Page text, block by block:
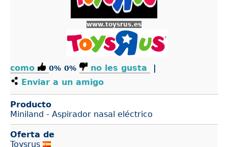
www.toysrus.es
como 0% 0% no les gusta
|
Enviar a un amigo
Producto
Miniland - Aspirador nasal eléctrico
Oferta de
Toysrus